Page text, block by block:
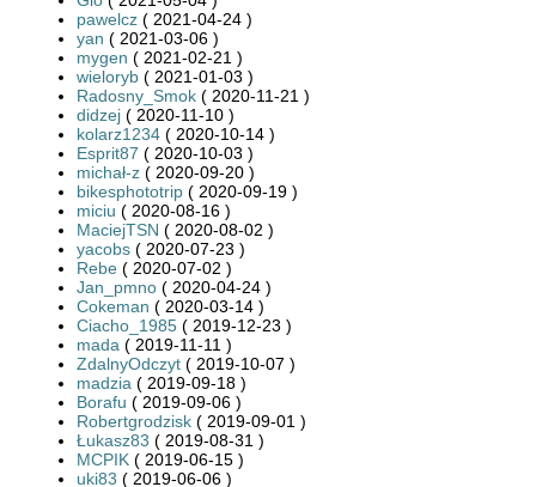
pawelcz ( 2021-04-24 )
yan ( 2021-03-06 )
mygen ( 2021-02-21 )
wieloryb ( 2021-01-03 )
Radosny_Smok ( 2020-11-21 )
didzej ( 2020-11-10 )
kolarz1234 ( 2020-10-14 )
Esprit87 ( 2020-10-03 )
michał-z ( 2020-09-20 )
bikesphototrip ( 2020-09-19 )
miciu ( 2020-08-16 )
MaciejTSN ( 2020-08-02 )
yacobs ( 2020-07-23 )
Rebe ( 2020-07-02 )
Jan_pmno ( 2020-04-24 )
Cokeman ( 2020-03-14 )
Ciacho_1985 ( 2019-12-23 )
mada ( 2019-11-11 )
ZdalnyOdczyt ( 2019-10-07 )
madzia ( 2019-09-18 )
Borafu ( 2019-09-06 )
Robertgrodzisk ( 2019-09-01 )
Łukasz83 ( 2019-08-31 )
MCPIK ( 2019-06-15 )
uki83 ( 2019-06-06 )